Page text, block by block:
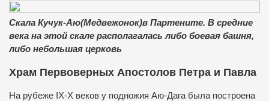
Скала Кучук-Аю(Медвежонок)в Партените. В средние
века на этой скале располагалась либо боевая башня,
либо небольшая церковь
Храм Первоверных Апостолов Петра и Павла
На рубеже IX-X веков у подножия Аю-Дага была построена